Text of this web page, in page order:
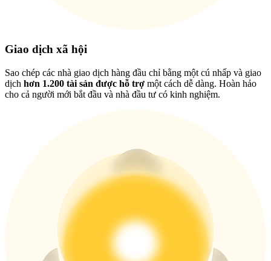
Crypto World Cup 2026: Grand Finale
Thêm sự kiện
Nhận giải thưởng và phần thưởng độc quyền
Giao dịch xã hội
Sao chép các nhà giao dịch hàng đầu chỉ bằng một cú nhấp và giao
dịch hơn 1.200 tài sản được hỗ trợ một cách dễ dàng. Hoàn hảo
cho cả người mới bắt đầu và nhà đầu tư có kinh nghiệm.